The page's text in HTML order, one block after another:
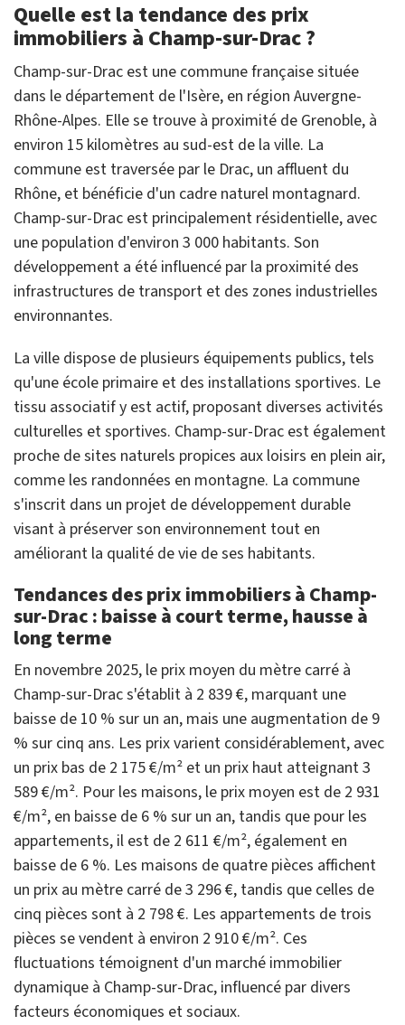
Quelle est la tendance des prix
immobiliers à Champ-sur-Drac ?
Champ-sur-Drac est une commune française située
dans le département de l'Isère, en région Auvergne-
Rhône-Alpes. Elle se trouve à proximité de Grenoble, à
environ 15 kilomètres au sud-est de la ville. La
commune est traversée par le Drac, un affluent du
Rhône, et bénéficie d'un cadre naturel montagnard.
Champ-sur-Drac est principalement résidentielle, avec
une population d'environ 3 000 habitants. Son
développement a été influencé par la proximité des
infrastructures de transport et des zones industrielles
environnantes.
La ville dispose de plusieurs équipements publics, tels
qu'une école primaire et des installations sportives. Le
tissu associatif y est actif, proposant diverses activités
culturelles et sportives. Champ-sur-Drac est également
proche de sites naturels propices aux loisirs en plein air,
comme les randonnées en montagne. La commune
s'inscrit dans un projet de développement durable
visant à préserver son environnement tout en
améliorant la qualité de vie de ses habitants.
Tendances des prix immobiliers à Champ-
sur-Drac : baisse à court terme, hausse à
long terme
En novembre 2025, le prix moyen du mètre carré à
Champ-sur-Drac s'établit à 2 839 €, marquant une
baisse de 10 % sur un an, mais une augmentation de 9
% sur cinq ans. Les prix varient considérablement, avec
un prix bas de 2 175 €/m² et un prix haut atteignant 3
589 €/m². Pour les maisons, le prix moyen est de 2 931
€/m², en baisse de 6 % sur un an, tandis que pour les
appartements, il est de 2 611 €/m², également en
baisse de 6 %. Les maisons de quatre pièces affichent
un prix au mètre carré de 3 296 €, tandis que celles de
cinq pièces sont à 2 798 €. Les appartements de trois
pièces se vendent à environ 2 910 €/m². Ces
fluctuations témoignent d'un marché immobilier
dynamique à Champ-sur-Drac, influencé par divers
facteurs économiques et sociaux.